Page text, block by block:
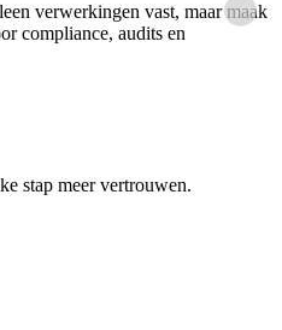
verwerkingen vast, maar maak
compliance, audits en
stap meer vertrouwen.